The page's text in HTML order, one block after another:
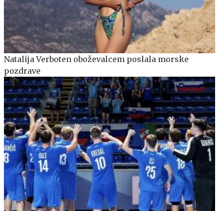
Natalija Verboten oboževalcem poslala morske
pozdrave